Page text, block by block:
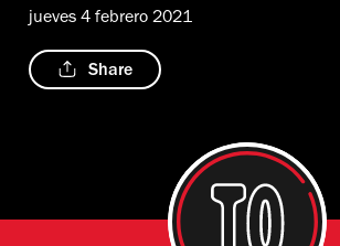
jueves 4 febrero 2021
Share